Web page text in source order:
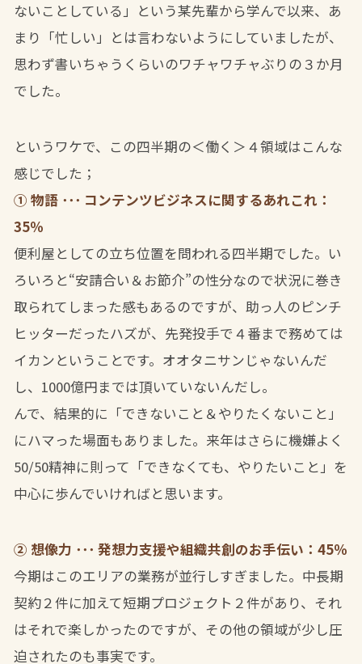
ないことしている」という某先輩から学んで以来、あ
まり「忙しい」とは言わないようにしていましたが、
思わず書いちゃうくらいのワチャワチャぶりの３か月
でした。
というワケで、この四半期の＜働く＞４領域はこんな
感じでした；
① 物語 ･･･ コンテンツビジネスに関するあれこれ：
35％
便利屋としての立ち位置を問われる四半期でした。い
ろいろと“安請合い＆お節介”の性分なので状況に巻き
取られてしまった感もあるのですが、助っ人のピンチ
ヒッターだったハズが、先発投手で４番まで務めては
イカンということです。オオタニサンじゃないんだ
し、1000億円までは頂いていないんだし。
んで、結果的に「できないこと＆やりたくないこと」
にハマった場面もありました。来年はさらに機嫌よく
50/50精神に則って「できなくても、やりたいこと」を
中心に歩んでいければと思います。
② 想像力 ･･･ 発想力支援や組織共創のお手伝い：45％
今期はこのエリアの業務が並行しすぎました。中長期
契約２件に加えて短期プロジェクト２件があり、それ
はそれで楽しかったのですが、その他の領域が少し圧
迫されたのも事実です。